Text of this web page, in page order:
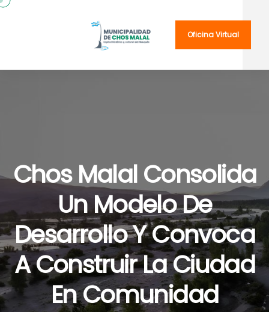
Oficina Virtual
Chos Malal Consolida
Un Modelo De
Desarrollo Y Convoca
A Construir La Ciudad
En Comunidad